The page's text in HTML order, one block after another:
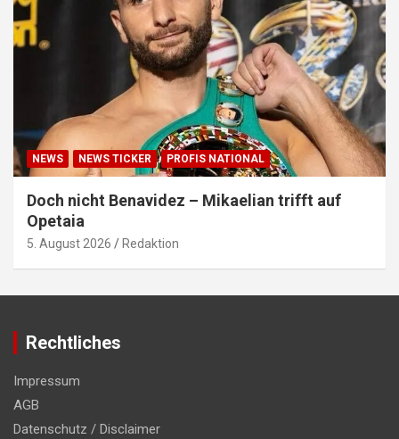
NEWS NEWS TICKER PROFIS NATIONAL
Doch nicht Benavidez – Mikaelian trifft auf
Opetaia
5. August 2026 Redaktion
Rechtliches
Impressum
AGB
Datenschutz / Disclaimer